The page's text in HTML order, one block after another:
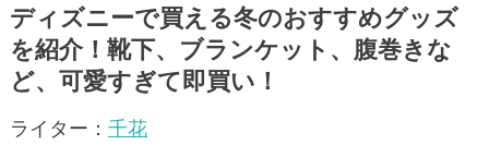
ディズニーで買える冬のおすすめグッズ
を紹介！靴下、ブランケット、腹巻きな
ど、可愛すぎて即買い！
ライター： 千花